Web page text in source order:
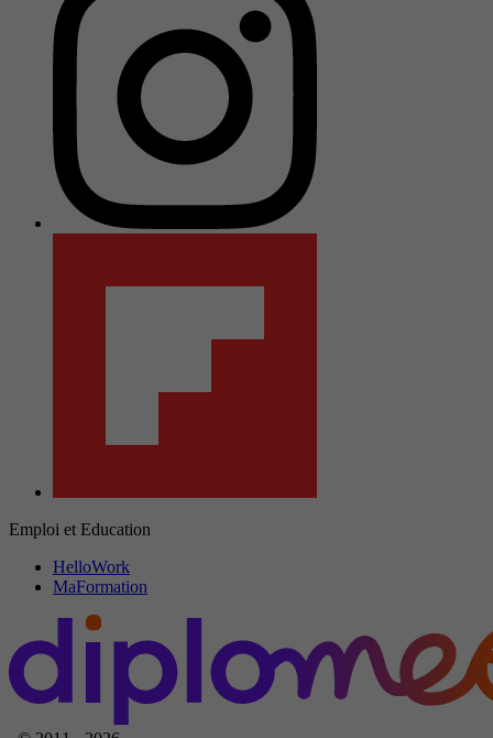
Emploi et Education
HelloWork
MaFormation